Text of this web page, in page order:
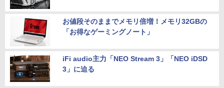
お値段そのままでメモリ倍増！メモリ32GBの
「お得なゲーミングノート」
iFi audio主力「NEO Stream 3」「NEO iDSD
3」に迫る